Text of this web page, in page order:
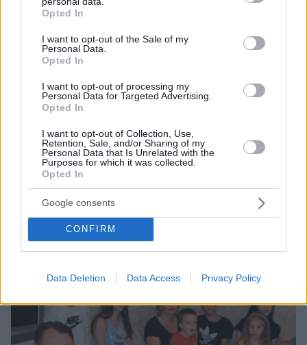
grant or deny consent to Google and its third-party tags to
use your data for below specified purposes in below Google
consent section.
Opted In
I want to opt-out of the Sale of my
Personal Data.
Opted In
I want to opt-out of processing my
Personal Data for Targeted Advertising.
Opted In
I want to opt-out of Collection, Use,
Retention, Sale, and/or Sharing of my
Personal Data that Is Unrelated with the
Purposes for which it was collected.
Opted In
Google consents
CONFIRM
Data Deletion Data Access Privacy Policy
«Πόσα θέλεις για το κορίτσι;»: Τουρίστας στην
Κρήτη ζητά... τιμή για να ασελγήσει σε ανήλικη, τι
καταγγέλλει ο ιδιοκτήτης επιχείρησης
07.08.2026, 18:22